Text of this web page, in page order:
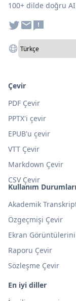
100+ dilde doğru
Kullanım Durumları
Akademik
Özgeçmişi Çevir
Ekran
Raporu Çevir
Sözleşme Çevir
En iyi diller
Çevir
PDF Çevir
PPTX'i çevir
EPUB'u çevir
VTT Çevir
Markdown Çevir
CSV Çevir